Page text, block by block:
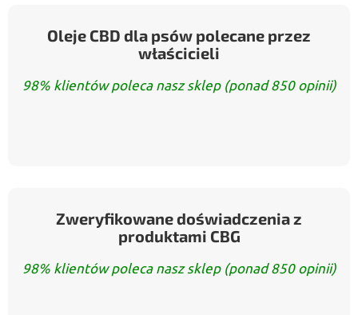
Oleje CBD dla psów polecane przez
właścicieli
98% klientów poleca nasz sklep (ponad 850 opinii)
Zweryfikowane doświadczenia z
produktami CBG
98% klientów poleca nasz sklep (ponad 850 opinii)